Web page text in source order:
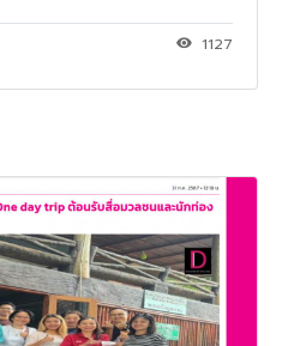
1127